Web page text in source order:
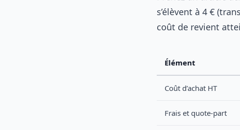
s’élèvent à 4 €
coût de revient
Élément
Coût d’achat HT
Frais et quote-part